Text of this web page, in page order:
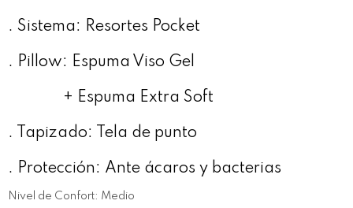
. Sistema: Resortes Pocket
. Pillow: Espuma Viso Gel
+ Espuma Extra Soft
. Tapizado: Tela de punto
. Protección: Ante ácaros y bacterias
Nivel de Confort: Medio